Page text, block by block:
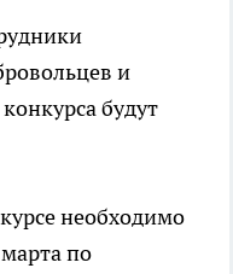
и
будут
необходимо
по